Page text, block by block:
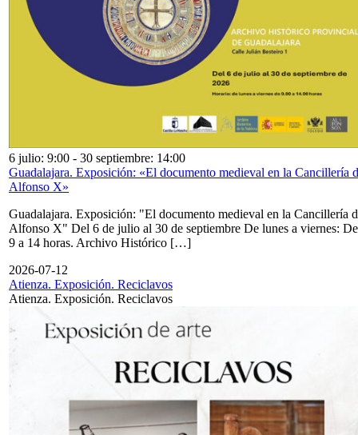
6 julio: 9:00 - 30 septiembre: 14:00
Guadalajara. Exposición: «El documento medieval en la Cancillería
Alfonso X»
Guadalajara. Exposición: "El documento medieval en la Cancillería
Alfonso X" Del 6 de julio al 30 de septiembre De lunes a viernes: De
9 a 14 horas. Archivo Histórico […]
2026-07-12
Atienza. Exposición. Reciclavos
Atienza. Exposición. Reciclavos